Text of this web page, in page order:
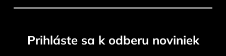
Prihláste sa k odberu noviniek